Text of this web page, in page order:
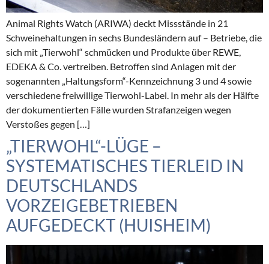
Animal Rights Watch (ARIWA) deckt Missstände in 21
Schweinehaltungen in sechs Bundesländern auf – Betriebe, die
sich mit „Tierwohl“ schmücken und Produkte über REWE,
EDEKA & Co. vertreiben. Betroffen sind Anlagen mit der
sogenannten „Haltungsform“-Kennzeichnung 3 und 4 sowie
verschiedene freiwillige Tierwohl-Label. In mehr als der Hälfte
der dokumentierten Fälle wurden Strafanzeigen wegen
Verstoßes gegen […]
„TIERWOHL“-LÜGE –
SYSTEMATISCHES TIERLEID IN
DEUTSCHLANDS
VORZEIGEBETRIEBEN
AUFGEDECKT (HUISHEIM)